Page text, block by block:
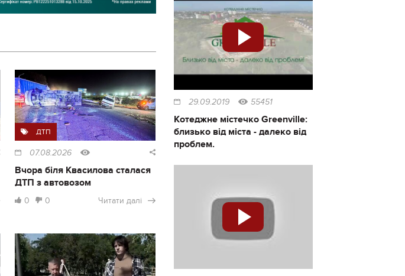
ДТП
07.08.2026
Вчора біля Квасилова сталася
ДТП з автовозом
0 0 Читати далі
29.09.2019 55451
Котеджне містечко Greenville:
близько від міста - далеко від
проблем.